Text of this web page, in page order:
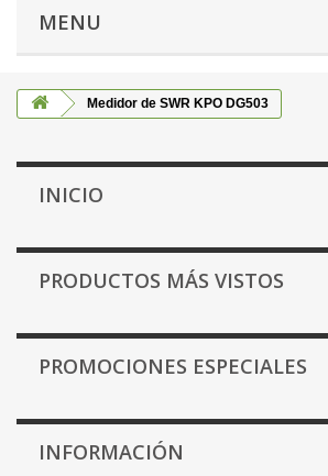
MENU
Medidor de SWR KPO DG503
INICIO
PRODUCTOS MÁS VISTOS
PROMOCIONES ESPECIALES
INFORMACIÓN